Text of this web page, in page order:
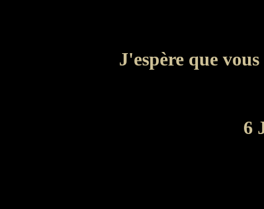
J'espère que
6